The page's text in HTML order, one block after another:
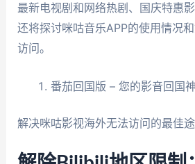
最新电视剧和网络热剧、国庆特惠
还将探讨咪咕音乐APP的使用情况
访问。
番茄回国版 – 您的影音回国
解决咪咕影视海外无法访问的最佳途